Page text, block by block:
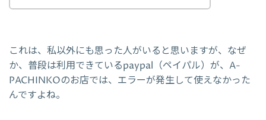
これは、私以外にも思った人がいると思いますが、なぜ
か、普段は利用できているpaypal（ペイパル）が、A-
PACHINKOのお店では、エラーが発生して使えなかった
んですよね。